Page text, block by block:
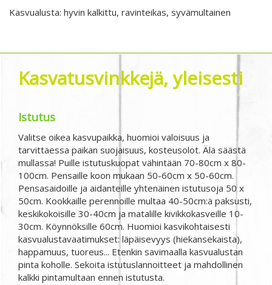
Kasvualusta: hyvin kalkittu, ravinteikas, syvämultainen
Kasvatusvinkkejä, yleisesti
Istutus
Valitse oikea kasvupaikka, huomioi valoisuus ja
tarvittaessa paikan suojaisuus, kosteusolot. Älä säästä
mullassa! Puille istutuskuopat vähintään 70-80cm x 80-
100cm. Pensaille koon mukaan 50-60cm x 50-60cm.
Pensasaidoille ja aidanteille yhtenäinen istutusoja 50 x
50cm. Kookkaille perennoille multaa 40-50cm:ä paksusti,
keskikokoisille 30-40cm ja matalille kivikkokasveille 10-
30cm. Köynnöksille 60cm. Huomioi kasvikohtaisesti
kasvualustavaatimukset: läpäisevyys (hiekansekaista),
happamuus, tuoreus... Etenkin savimaalla kasvualustan
pinta koholle. Sekoita istutuslannoitteet ja mahdollinen
kalkki pintamultaan ennen istutusta.